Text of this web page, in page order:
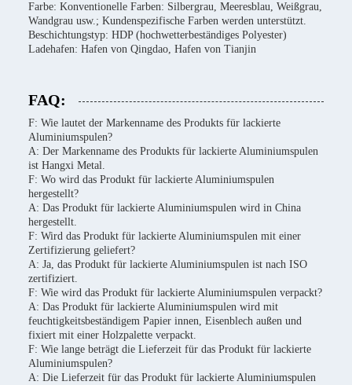
Farbe: Konventionelle Farben: Silbergrau, Meeresblau, Weißgrau,
Wandgrau usw.; Kundenspezifische Farben werden unterstützt.
Beschichtungstyp: HDP (hochwetterbeständiges Polyester)
Ladehafen: Hafen von Qingdao, Hafen von Tianjin
FAQ:
F: Wie lautet der Markenname des Produkts für lackierte
Aluminiumspulen?
A: Der Markenname des Produkts für lackierte Aluminiumspulen
ist Hangxi Metal.
F: Wo wird das Produkt für lackierte Aluminiumspulen
hergestellt?
A: Das Produkt für lackierte Aluminiumspulen wird in China
hergestellt.
F: Wird das Produkt für lackierte Aluminiumspulen mit einer
Zertifizierung geliefert?
A: Ja, das Produkt für lackierte Aluminiumspulen ist nach ISO
zertifiziert.
F: Wie wird das Produkt für lackierte Aluminiumspulen verpackt?
A: Das Produkt für lackierte Aluminiumspulen wird mit
feuchtigkeitsbeständigem Papier innen, Eisenblech außen und
fixiert mit einer Holzpalette verpackt.
F: Wie lange beträgt die Lieferzeit für das Produkt für lackierte
Aluminiumspulen?
A: Die Lieferzeit für das Produkt für lackierte Aluminiumspulen